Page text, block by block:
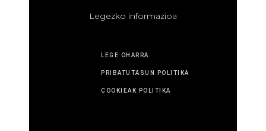
Legezko informazioa
LEGE OHARRA
PRIBATUTASUN POLITIKA
COOKIEAK POLITIKA